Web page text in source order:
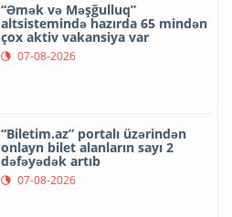
“Əmək və Məşğulluq”
altsistemində hazırda 65 mindən
çox aktiv vakansiya var
07-08-2026
“Biletim.az” portalı üzərindən
onlayn bilet alanların sayı 2
dəfəyədək artıb
07-08-2026